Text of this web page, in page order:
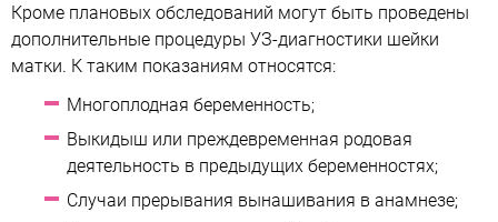
Кроме плановых обследований могут быть проведены
дополнительные процедуры УЗ-диагностики шейки
матки. К таким показаниям относятся:
Многоплодная беременность;
Выкидыш или преждевременная родовая
деятельность в предыдущих беременностях;
Случаи прерывания вынашивания в анамнезе;